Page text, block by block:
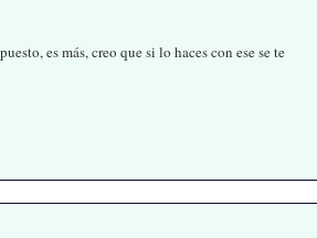
es más, creo que si lo haces con ese se te